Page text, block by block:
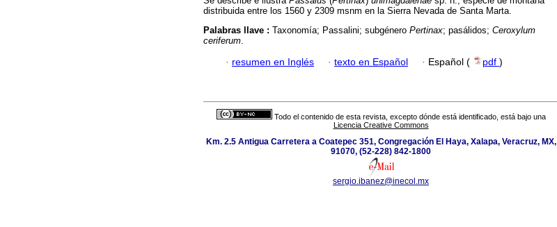
distribuida entre los 1560 y 2309 msnm en la Sierra Nevada de Santa Marta.
Palabras llave : Taxonomía; Passalini; subgénero Pertinax; pasálidos; Ceroxylum
ceriferum.
· resumen en Inglés · texto en Español · Español ( pdf )
Todo el contenido de esta revista, excepto dónde está identificado, está bajo una
Licencia Creative Commons
Km. 2.5 Antigua Carretera a Coatepec 351, Congregación El Haya, Xalapa, Veracruz, MX,
91070, (52-228) 842-1800
sergio.ibanez@inecol.mx